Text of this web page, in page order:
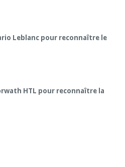
Leblanc pour reconnaître le
HTL pour reconnaître la